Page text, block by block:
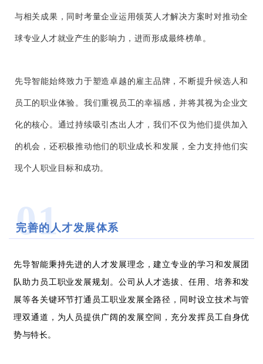
与相关成果，同时考量企业运用领英人才解决方案时对推动全
球专业人才就业产生的影响力，进而形成最终榜单。
先导智能始终致力于塑造卓越的雇主品牌，不断提升候选人和
员工的职业体验。我们重视员工的幸福感，并将其视为企业文
化的核心。通过持续吸引杰出人才，我们不仅为他们提供加入
的机会，还积极推动他们的职业成长和发展，全力支持他们实
现个人职业目标和成功。
01
完善的人才发展体系
先导智能秉持先进的人才发展理念，建立专业的学习和发展团
队助力员工职业发展规划。公司从人才选拔、任用、培养和发
展等各关键环节打通员工职业发展全路径，同时设立技术与管
理双通道，为人员提供广阔的发展空间，充分发挥员工自身优
势与特长。